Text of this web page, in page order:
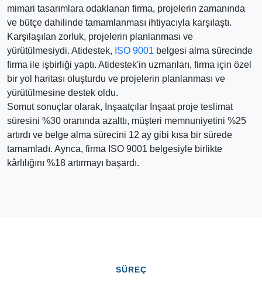
mimari tasarımlara odaklanan firma, projelerin zamanında
ve bütçe dahilinde tamamlanması ihtiyacıyla karşılaştı.
Karşılaşılan zorluk, projelerin planlanması ve
yürütülmesiydi. Atidestek, ISO 9001 belgesi alma sürecinde
firma ile işbirliği yaptı. Atidestek'in uzmanları, firma için özel
bir yol haritası oluşturdu ve projelerin planlanması ve
yürütülmesine destek oldu.
Somut sonuçlar olarak, İnşaatçılar İnşaat proje teslimat
süresini %30 oranında azalttı, müşteri memnuniyetini %25
artırdı ve belge alma sürecini 12 ay gibi kısa bir sürede
tamamladı. Ayrıca, firma ISO 9001 belgesiyle birlikte
kârlılığını %18 artırmayı başardı.
SÜREÇ